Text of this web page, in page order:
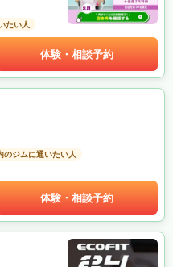
たい人
体験・相談予約
のジムに通いたい人
体験・相談予約